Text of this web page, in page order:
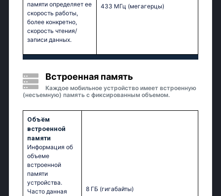
памяти определяет ее
скорость работы,
более конкретно,
скорость чтения/
записи данных.
433 МГц (мегагерцы)
Встроенная память
Каждое мобильное устройство имеет встроенную
(несъемную) память с фиксированным объемом.
Объём
встроенной
памяти
Информация об
объеме
встроенной
памяти
устройства.
Часто данная
8 ГБ (гигабайты)